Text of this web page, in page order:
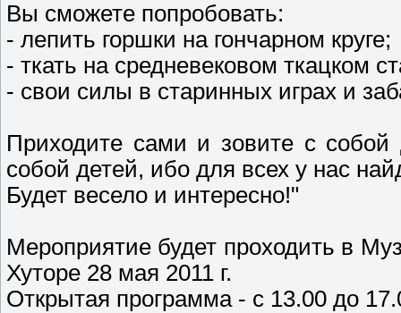
Вы сможете попробовать:
- лепить горшки на гончарном круге;
- ткать на средневековом ткацком
- свои силы в старинных играх и
Приходите сами и зовите с
собой детей, ибо для всех у нас
Будет весело и интересно!"
Мероприятие будет проходить в
Хуторе 28 мая 2011 г.
Открытая программа - с 13.00 до